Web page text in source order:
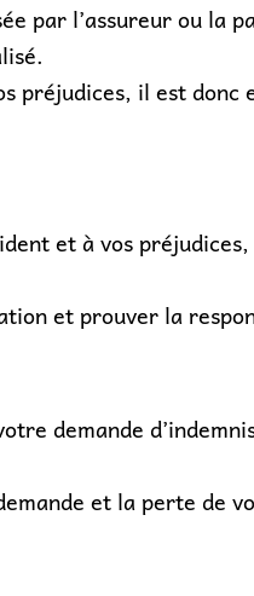
par l’assureur ou la
préjudices, il est donc
et à vos
et prouver la
demande
et la perte de